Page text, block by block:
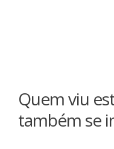
Quem viu
também se